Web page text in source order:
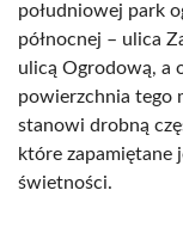
południowej park
północnej – ulica
ulicą Ogrodową, a
powierzchnia tego
stanowi drobną
które zapamiętane
świetności.